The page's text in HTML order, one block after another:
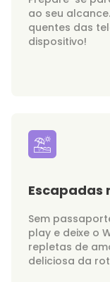
ao seu
quentes das
dispositivo!
Escapadas
Sem
play e deixe o
repletas de
deliciosa da